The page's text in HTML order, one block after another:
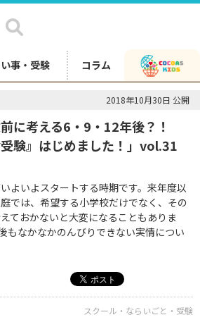
事・受験 コラム
2018年10月30日 公開
に考える6・9・12年後？！
受験』はじめました！」vol.31
よいよスタートする時期です。来年度以
では、希望する小学校だけでなく、その
ておかないと大変になることもありま
もなかなかのんびりできない実情につい
スクール・ならいごと・受験